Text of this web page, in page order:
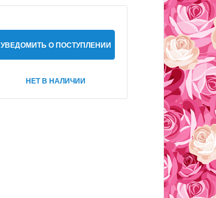
УВЕДОМИТЬ О ПОСТУПЛЕНИИ
НЕТ В НАЛИЧИИ